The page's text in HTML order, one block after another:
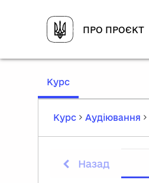
ПРО ПРОЄКТ
Курс,
Курс
Аудіювання
Назад